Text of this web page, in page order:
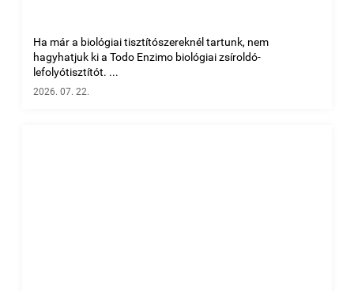
Ha már a biológiai tisztítószereknél tartunk, nem
hagyhatjuk ki a Todo Enzimo biológiai zsíroldó-
lefolyótisztítót. ...
2026. 07. 22.